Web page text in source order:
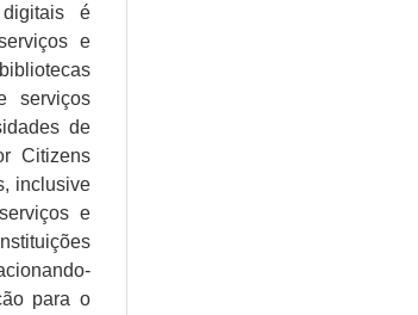
digitais é
e
serviços
de
Citizens
inclusive
e
para o